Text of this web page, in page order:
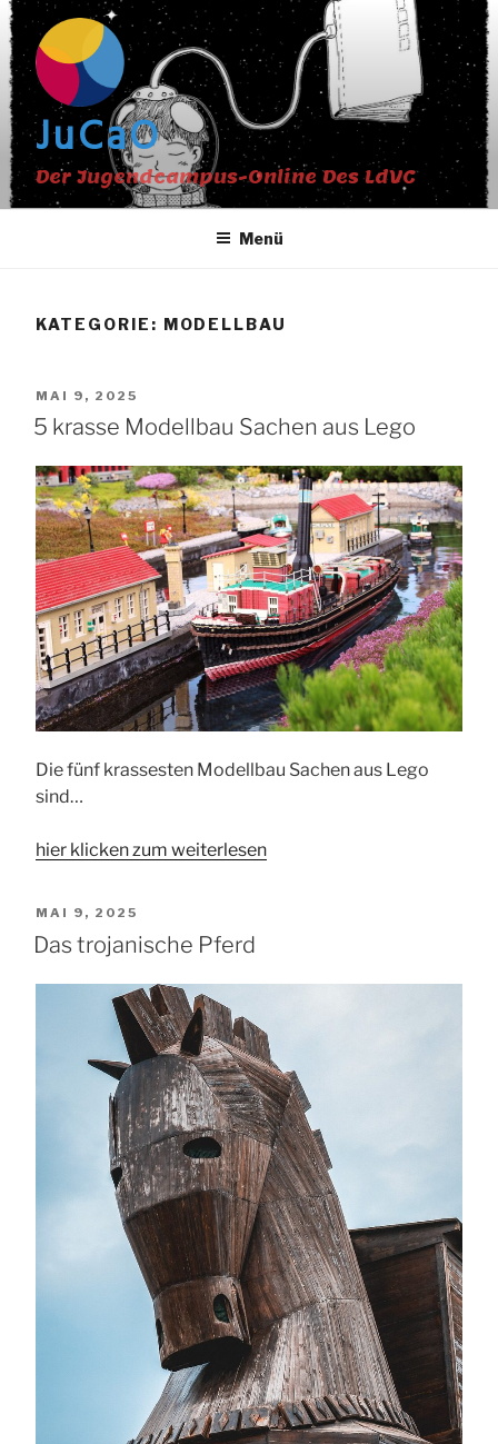
Zum
Inhalt
springen
JuCaO
Der Jugendcampus-Online Des LdVC
Menü
KATEGORIE: MODELLBAU
VERÖFFENTLICHT
AM
MAI 9, 2025
5 krasse Modellbau Sachen aus Lego
Die fünf krassesten Modellbau Sachen aus Lego
sind…
hier klicken zum weiterlesen
VERÖFFENTLICHT
AM
MAI 9, 2025
Das trojanische Pferd